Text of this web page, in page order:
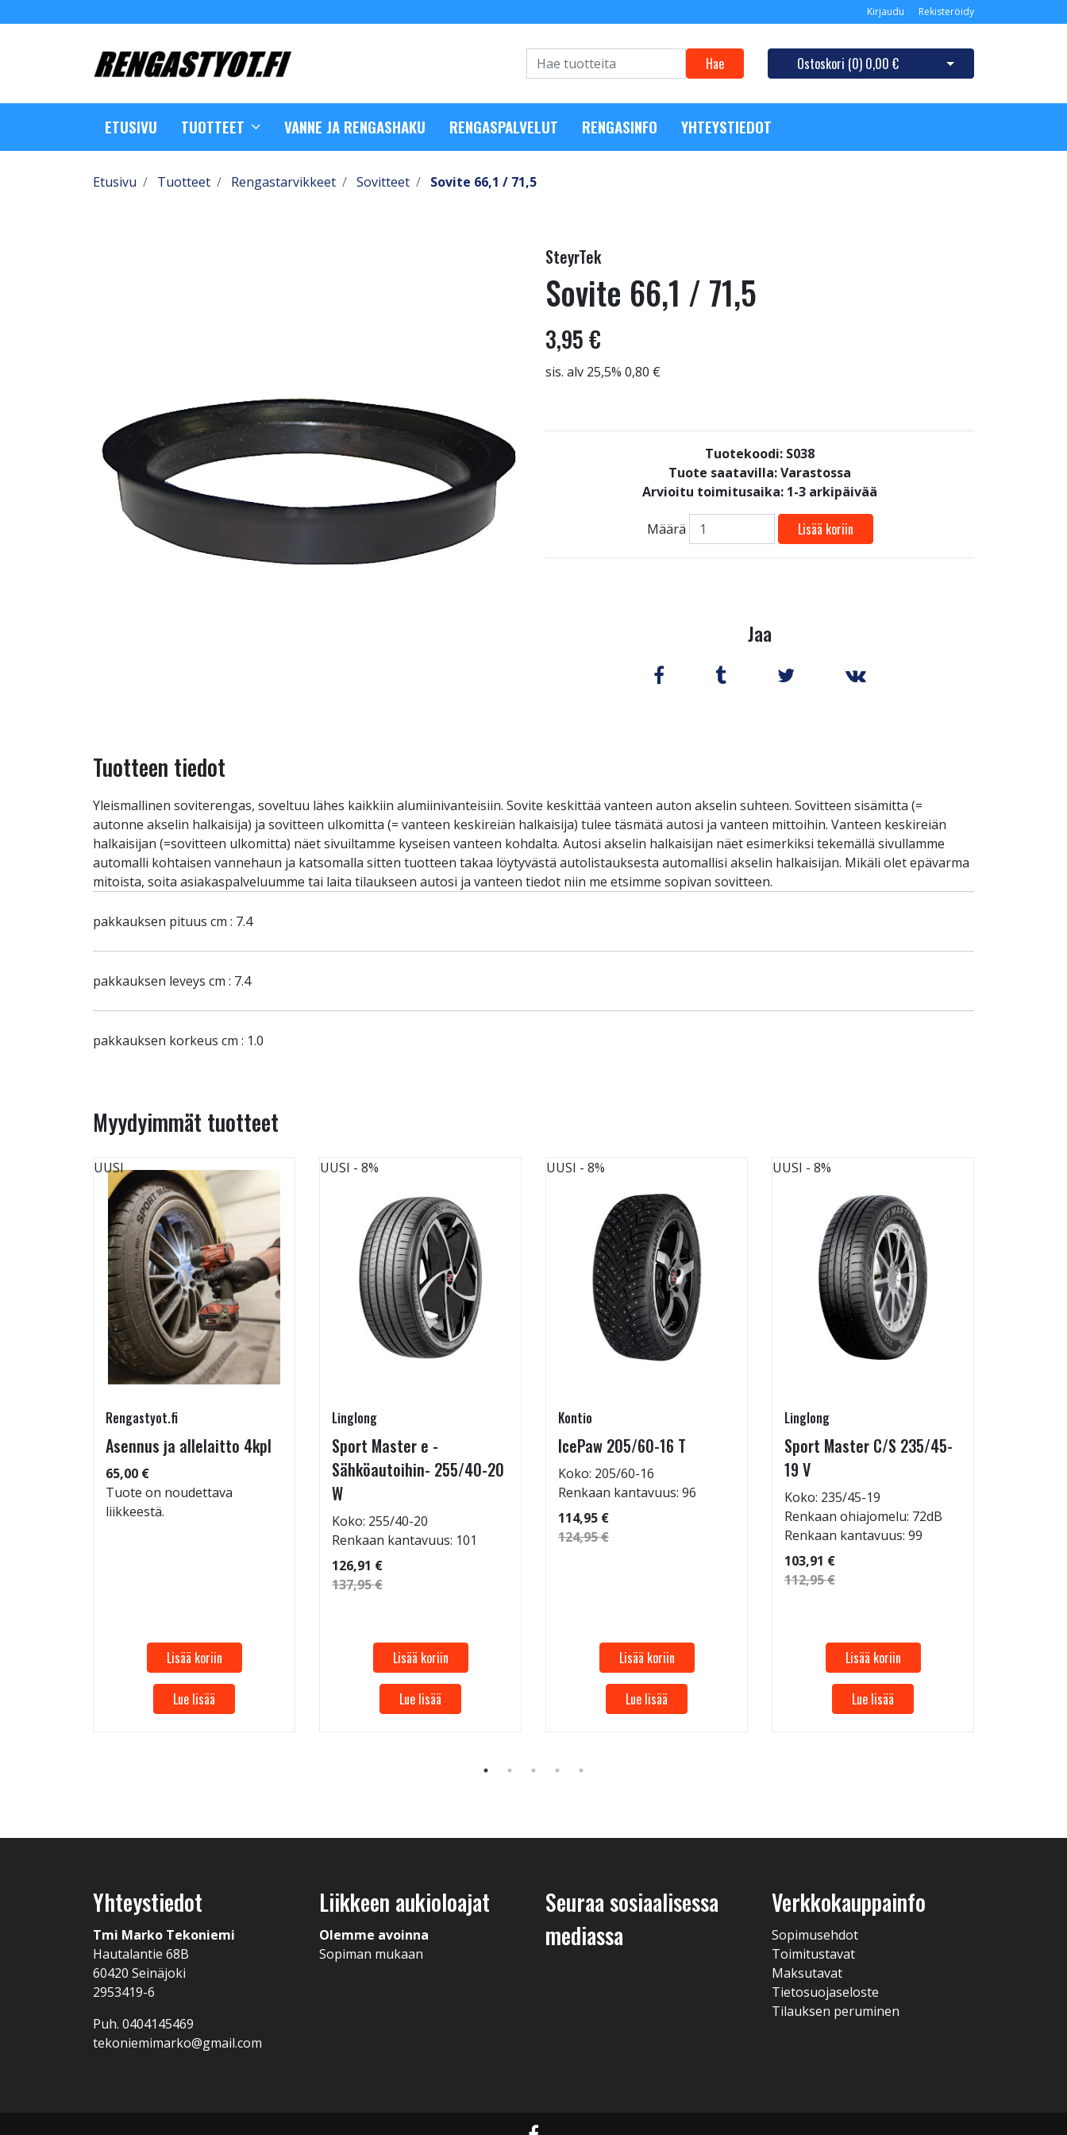
Kirjaudu Rekisteröidy
Hae Ostoskori (0) 0,00 € Avaa ostoskori
ETUSIVU TUOTTEET VANNE JA RENGASHAKU RENGASPALVELUT RENGASINFO YHTEYSTIEDOT
Etusivu Tuotteet Rengastarvikkeet Sovitteet Sovite 66,1 / 71,5
SteyrTek
Sovite 66,1 / 71,5
3,95 €
sis. alv 25,5% 0,80 €
Tuotekoodi: S038
Tuote saatavilla:Varastossa
Arvioitu toimitusaika: 1-3 arkipäivää
Määrä Lisää koriin
Jaa
Tuotteen tiedot
Yleismallinen soviterengas, soveltuu lähes kaikkiin alumiinivanteisiin. Sovite keskittää vanteen auton akselin suhteen. Sovitteen sisämitta (=
autonne akselin halkaisija) ja sovitteen ulkomitta (= vanteen keskireiän halkaisija) tulee täsmätä autosi ja vanteen mittoihin. Vanteen keskireiän
halkaisijan (=sovitteen ulkomitta) näet sivuiltamme kyseisen vanteen kohdalta. Autosi akselin halkaisijan näet esimerkiksi tekemällä sivullamme
automalli kohtaisen vannehaun ja katsomalla sitten tuotteen takaa löytyvästä autolistauksesta automallisi akselin halkaisijan. Mikäli olet epävarma
mitoista, soita asiakaspalveluumme tai laita tilaukseen autosi ja vanteen tiedot niin me etsimme sopivan sovitteen.
pakkauksen pituus cm : 7.4
pakkauksen leveys cm : 7.4
pakkauksen korkeus cm : 1.0
Myydyimmät tuotteet
UUSI
Rengastyot.fi
Asennus ja allelaitto 4kpl
65,00 €
Tuote on noudettava
liikkeestä.
Lisää koriin
Lue lisää
UUSI - 8%
Linglong
Sport Master e -
Sähköautoihin- 255/40-20
W
Koko: 255/40-20
Renkaan kantavuus: 101
126,91 €
137,95 €
Lisää koriin
Lue lisää
UUSI - 8%
Kontio
IcePaw 205/60-16 T
Koko: 205/60-16
Renkaan kantavuus: 96
114,95 €
124,95 €
Lisää koriin
Lue lisää
UUSI - 8%
Linglong
Sport Master C/S 235/45-
19 V
Koko: 235/45-19
Renkaan ohiajomelu: 72dB
Renkaan kantavuus: 99
103,91 €
112,95 €
Lisää koriin
Lue lisää
Yhteystiedot
Tmi Marko Tekoniemi
Hautalantie 68B
60420 Seinäjoki
2953419-6
Puh. 0404145469
tekoniemimarko@gmail.com
Liikkeen aukioloajat
Olemme avoinna
Sopiman mukaan
Seuraa sosiaalisessa
mediassa
Verkkokauppainfo
Sopimusehdot
Toimitustavat
Maksutavat
Tietosuojaseloste
Tilauksen peruminen